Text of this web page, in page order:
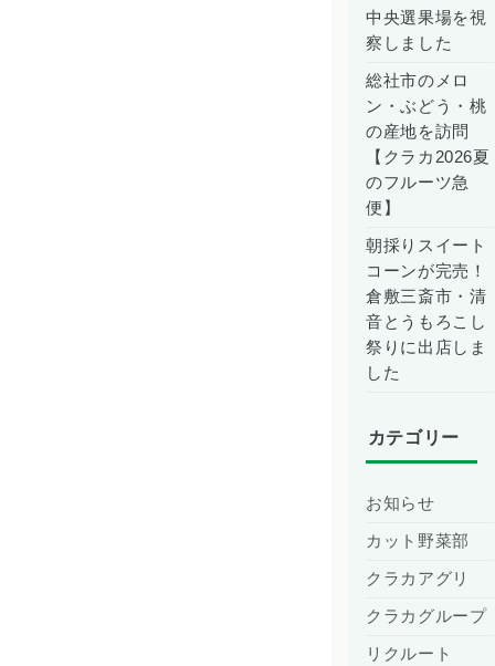
中央選果場を視
察しました
総社市のメロ
ン・ぶどう・桃
の産地を訪問
【クラカ2026夏
のフルーツ急
便】
朝採りスイート
コーンが完売！
倉敷三斎市・清
音とうもろこし
祭りに出店しま
した
カテゴリー
お知らせ
カット野菜部
クラカアグリ
クラカグループ
リクルート